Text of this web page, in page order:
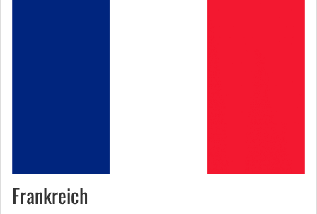
Frankreich